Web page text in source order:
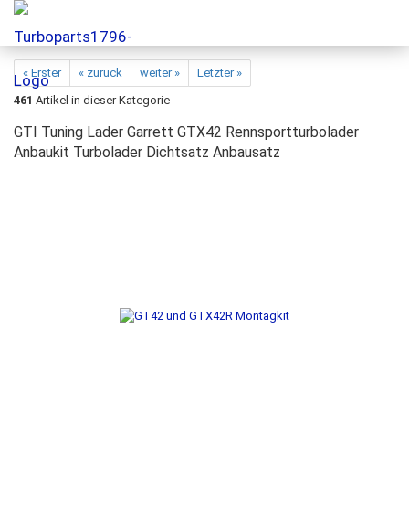
« Erster « zurück weiter »
Letzter »
461 Artikel in dieser Kategorie
GTI Tuning Lader Garrett GTX42 Rennsportturbolader
Anbaukit Turbolader Dichtsatz Anbausatz